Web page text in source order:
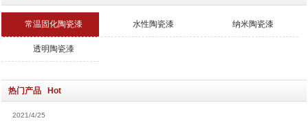
常温固化陶瓷漆 水性陶瓷漆 纳米陶瓷漆
透明陶瓷漆
热门产品 Hot
2021/4/25